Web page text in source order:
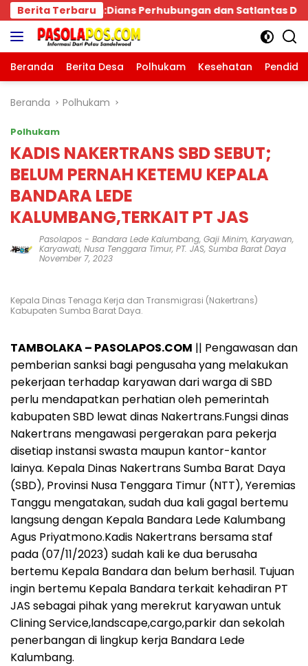
Langsung
ke
konten
Berita Terbaru
Satlantas Didesak Bertindak Tegas! Bpk.MDT
Beranda Berita Desa Polhukam Kesehatan
Beranda Polhukam
Polhukam
KADIS NAKERTRANS SBD SEBUT;
BELUM PERNAH KETEMU KEPALA
BANDARA LEDE
KALUMBANG,TERKAIT PT JAS
Pasolapos - Bandara Lede Kalumbang, Gaji Minim, Karyawan,
Karyawati, Nusa Tenggara Timur, PT. JAS, Sumba Barat Daya
November 7, 2023
Kepala Dinas Tenaga Kerja dan Transmigrasi (Nakertrans)
Kabupaten Sumba Barat Daya.
TAMBOLAKA – PASOLAPOS.COM || Pengawasan dan
pemberian sanksi bagi pengusaha yang melakukan
pekerjaan terhadap karyawan dari warga di SBD
perlu mendapatkan perhatian oleh pemerintah
kabupaten SBD lewat dinas Nakertrans.Fungsi dinas
Nakertrans mengawasi pergerakan para pekerja
disetiap instansi swasta maupun kantor-kantor
lainya. Kepala Dinas Nakertrans Sumba Barat Daya
(SBD), Provinsi Nusa Tenggara Timur (NTT), Yeremias
Tanggu mengatakan, sudah dua kali gagal bertemu
langsung dengan Kepala Bandara Lede Kalumbang
Agus Priyatmono.Kadis Nakertrans bersama staf
pada (07/11/2023) sudah kali ke dua berusaha
bertemu Kepala Bandara dan belum berhasil. Tujuan
ingin bertemu Kepala Bandara terkait kehadiran PT
JAS sebagai pihak yang merekrut karyawan untuk
Clining Service,landscape,cargo,parkir dan sekolah
penerbangan di lingkup kerja Bandara Lede
Kalumbang.